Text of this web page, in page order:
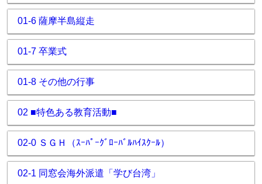
01-6 薩摩半島縦走
01-7 卒業式
01-8 その他の行事
02 ■特色ある教育活動■
02-0 ＳＧＨ（ｽｰﾊﾟｰｸﾞﾛｰﾊﾞﾙﾊｲｽｸｰﾙ）
02-1 同窓会海外派遣「学び台湾」